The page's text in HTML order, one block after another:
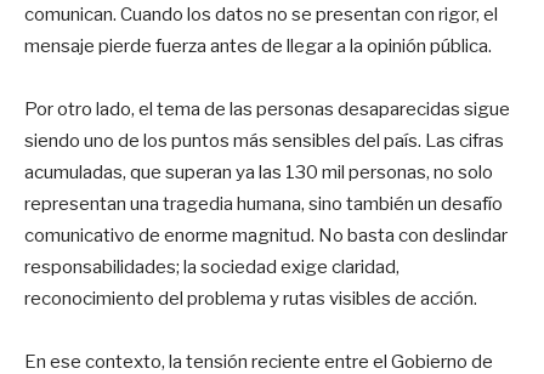
comunican. Cuando los datos no se presentan con rigor, el
mensaje pierde fuerza antes de llegar a la opinión pública.
Por otro lado, el tema de las personas desaparecidas sigue
siendo uno de los puntos más sensibles del país. Las cifras
acumuladas, que superan ya las 130 mil personas, no solo
representan una tragedia humana, sino también un desafío
comunicativo de enorme magnitud. No basta con deslindar
responsabilidades; la sociedad exige claridad,
reconocimiento del problema y rutas visibles de acción.
En ese contexto, la tensión reciente entre el Gobierno de